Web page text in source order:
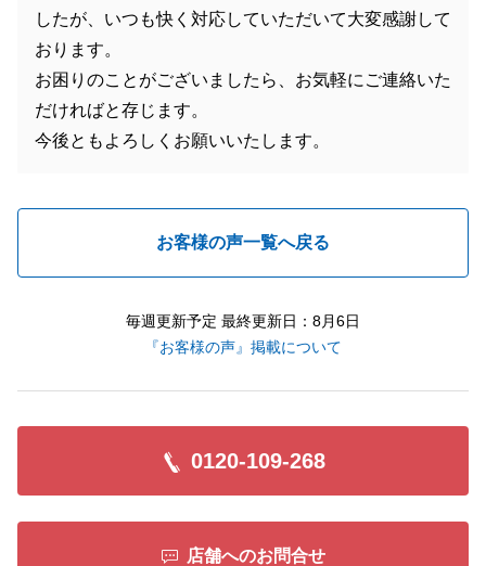
したが、いつも快く対応していただいて大変感謝して
おります。
お困りのことがございましたら、お気軽にご連絡いた
だければと存じます。
今後ともよろしくお願いいたします。
お客様の声一覧へ戻る
毎週更新予定 最終更新日：8月6日
『お客様の声』掲載について
0120-109-268
店舗へのお問合せ